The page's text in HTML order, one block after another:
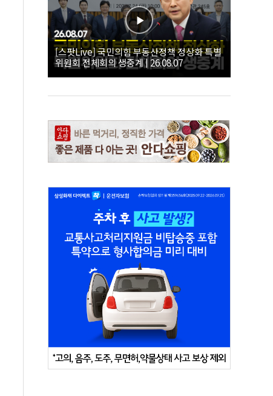
[스팟Live] 국민의힘 부동산정책 정상화 특별
위원회 전체회의 생중계 | 26.08.07